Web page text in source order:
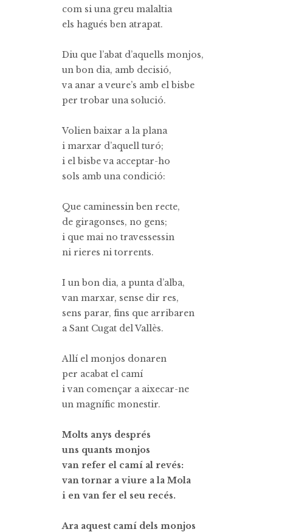
com si una greu malaltia
els hagués ben atrapat.
Diu que l’abat d’aquells monjos,
un bon dia, amb decisió,
va anar a veure’s amb el bisbe
per trobar una solució.
Volien baixar a la plana
i marxar d’aquell turó;
i el bisbe va acceptar-ho
sols amb una condició:
Que caminessin ben recte,
de giragonses, no gens;
i que mai no travessessin
ni rieres ni torrents.
I un bon dia, a punta d’alba,
van marxar, sense dir res,
sens parar, fins que arribaren
a Sant Cugat del Vallès.
Allí el monjos donaren
per acabat el camí
i van començar a aixecar-ne
un magnífic monestir.
Molts anys després
uns quants monjos
van refer el camí al revés:
van tornar a viure a la Mola
i en van fer el seu recés.
Ara aquest camí dels monjos